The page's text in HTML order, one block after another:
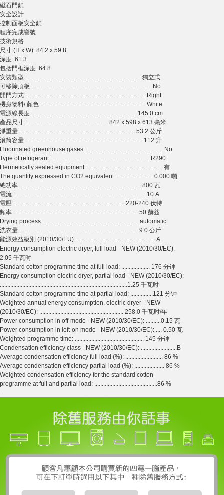
磁石門鎖
安全設計
控制面板安全鎖
程序完成響號
技術規格
尺寸 (H x W): 84.2 x 59.8
深度: 61.3
包括門框深度: 64.8
安裝類型: .............................................................................獨立式
可移除頂板: ................................................................................No
開門方式: ............................................................................... Right
機身物料/ 顏色: ......................................................................White
電源線長度: ..................................................................... 145.0 cm
產品尺寸: .......................................................842 x 598 x 613 毫米
淨重量: ............................................................................ 53.2 公斤
滾筒容量: ............................................................................. 112 升
Fluorinated greenhouse gases: ................................................... No
Type of refrigerant: ................................................................. R290
Hermetically sealed equipment: ...................................................有
The quantity expressed in CO2 equivalent: .........................0.000 噸
總功率: .................................................................................800 瓦
電流: ....................................................................................... 10 A
電壓: ......................................................................... 220-240 伏特
頻率: ...................................................................................50 赫兹
Drying process: ................................................................automatic
洗衣量: .............................................................................. 9.0 公斤
能源效益級別 (2010/30/EU): .....................................................A
Energy consumption electric dryer, full load - NEW (2010/30/EC):
2.05 千瓦时
Standard cotton programme time at full load: ................... 176 分钟
Energy consumption electric dryer, partial load - NEW (2010/30/EC):
.....................................................................................1.25 千瓦时
Standard cotton programme time at partial load: ...............121 分钟
Weighted annual energy consumption, electric dryer - NEW
(2010/30/EC): ........................................................ 258.0 千瓦时/年
Power consumption in off-mode - NEW (2010/30/EC): ..........0.15 瓦
Power consumption in left-on mode - NEW (2010/30/EC): .... 0.50 瓦
Weighted programme time: .............................................. 145 分钟
Condensation efficiency class - NEW (2010/30/EC): ........................B
Average condensation efficiency full load (%): ......................... 86 %
Average condensation efficiency partial load (%): .................... 86 %
Weighted condensation efficiency for the standard cotton
programme at full and partial load: ..........................................86 %
-